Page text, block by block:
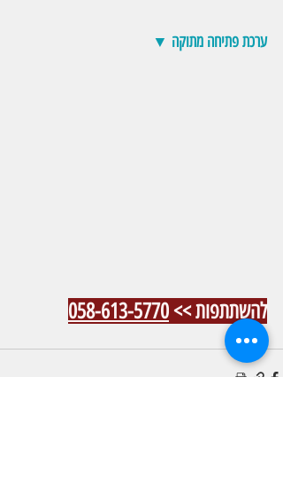
ערכת פתיחה מתוקה ▼
להשתתפות >> 058-613-5770